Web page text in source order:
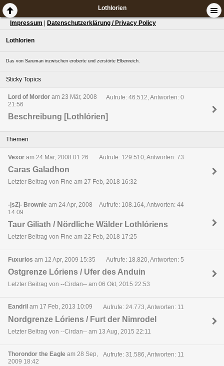
Lothlorien
Impressum Datenschutzerklärung / Privacy Policy
Lothlorien
Das von Saruman inzwischen eroberte und zerstörte Elbenreich.
Sticky Topics
Lord of Mordor am 23 Mär, 2008
21:56
Aufrufe: 46.512, Antworten: 0
Beschreibung [Lothlórien]
Themen
Vexor am 24 Mär, 2008 01:26 Aufrufe: 129.510, Antworten: 73
Caras Galadhon
Letzter Beitrag von Fine am 27 Feb, 2018 16:32
-|sZ|- Brownie am 24 Apr, 2008
14:09
Aufrufe: 108.164, Antworten: 44
Taur Giliath / Nördliche Wälder Lothlóriens
Letzter Beitrag von Fine am 22 Feb, 2018 17:25
Fuxurios am 12 Apr, 2009 15:35 Aufrufe: 18.820, Antworten: 5
Ostgrenze Lóriens / Ufer des Anduin
Letzter Beitrag von --Cirdan-- am 06 Okt, 2015 22:53
Eandril am 17 Feb, 2013 10:09 Aufrufe: 24.773, Antworten: 11
Nordgrenze Lóriens / Furt der Nimrodel
Letzter Beitrag von --Cirdan-- am 13 Aug, 2015 22:11
Thorondor the Eagle am 28 Sep,
2009 18:42
Aufrufe: 31.586, Antworten: 11